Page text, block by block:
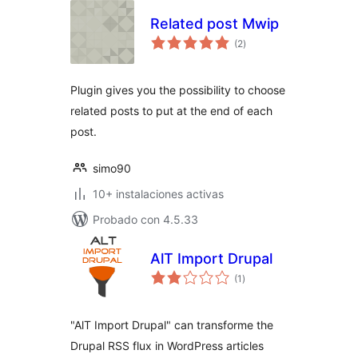
Related post Mwip
(2valoraciones
en
)
Plugin gives you the possibility to choose
related posts to put at the end of each
post.
simo90
10+ instalaciones activas
Probado con 4.5.33
AlT Import Drupal
(1 valoraciones
en
)
"AlT Import Drupal" can transforme the
Drupal RSS flux in WordPress articles